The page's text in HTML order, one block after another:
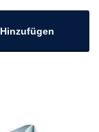
Hinzufügen